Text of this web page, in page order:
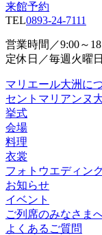
来館予約
TEL0893-24-7111
営業時間／9:00～
定休日／毎週火曜
マリエール大洲に
セントマリアンヌ
挙式
会場
料理
衣裳
フォトウエディン
お知らせ
イベント
ご列席のみなさま
よくあるご質問